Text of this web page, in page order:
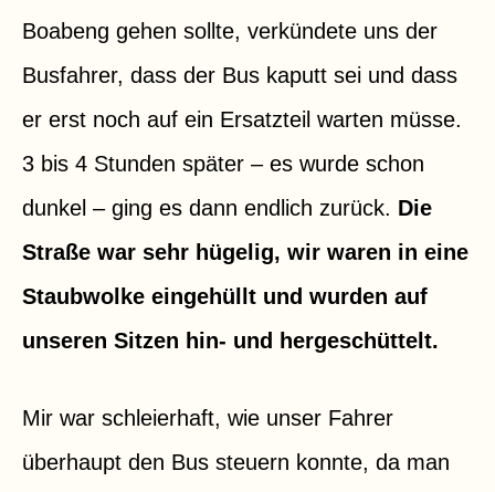
Boabeng gehen sollte, verkündete uns der
Busfahrer, dass der Bus kaputt sei und dass
er erst noch auf ein Ersatzteil warten müsse.
3 bis 4 Stunden später – es wurde schon
dunkel – ging es dann endlich zurück. Die
Straße war sehr hügelig, wir waren in eine
Staubwolke eingehüllt und wurden auf
unseren Sitzen hin- und hergeschüttelt.
Mir war schleierhaft, wie unser Fahrer
überhaupt den Bus steuern konnte, da man